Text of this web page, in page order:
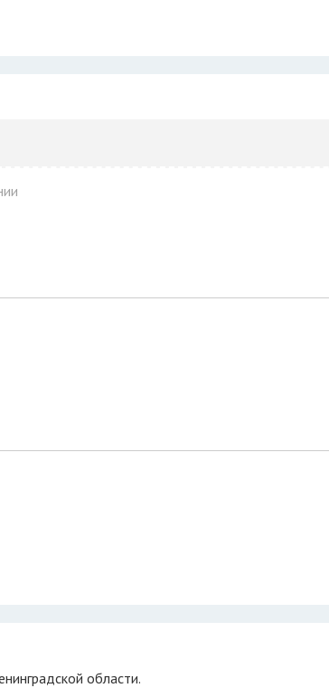
области.